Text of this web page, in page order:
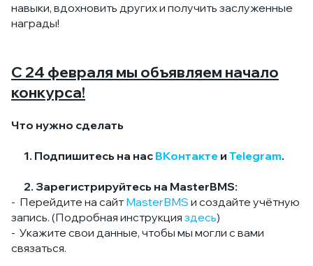
навыки, вдохновить других и получить заслуженные
награды!
С 24 февраля мы объявляем начало
конкурса!
Что нужно сделать
1. Подпишитесь на нас ВКонтакте и Telegram.
2. Зарегистрируйтесь на MasterBMS:
- Перейдите на сайт MasterBMS и создайте учётную
запись. (Подробная инструкция здесь)
- Укажите свои данные, чтобы мы могли с вами
связаться.